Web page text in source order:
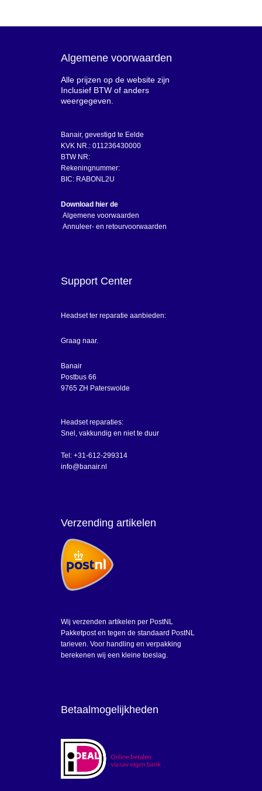
Algemene voorwaarden
Alle prijzen op de website zijn
Inclusief BTW of anders
weergegeven.
Banair, gevestigd te Eelde
KVK NR.: 011236430000
BTW NR:
Rekeningnummer:
BIC: RABONL2U
Download hier de
Algemene voorwaarden
Annuleer- en retourvoorwaarden
Support Center
Headset ter reparatie aanbieden:
Graag naar.
Banair
Postbus 66
9765 ZH Paterswolde
Headset reparaties:
Snel, vakkundig en niet te duur
Tel: +31-612-299314
info@banair.nl
Verzending artikelen
Wij verzenden artikelen per PostNL
Pakketpost en tegen de standaard PostNL
tarieven. Voor handling en verpakking
berekenen wij een kleine toeslag.
Betaalmogelijkheden